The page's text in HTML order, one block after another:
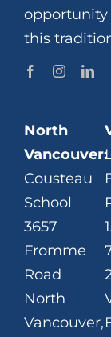
opportunity
this
North
Vancouver:
Cousteau
School
3657
Fromme
Road
North
Vancouver,